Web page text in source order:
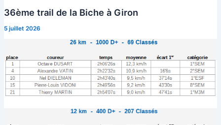
36ème trail de la Biche à Giron
5 juillet 2026